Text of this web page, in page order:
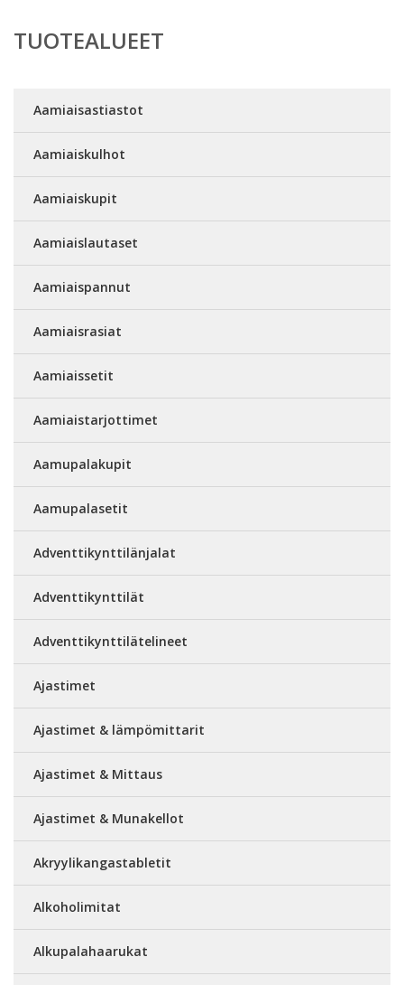
TUOTEALUEET
Aamiaisastiastot
Aamiaiskulhot
Aamiaiskupit
Aamiaislautaset
Aamiaispannut
Aamiaisrasiat
Aamiaissetit
Aamiaistarjottimet
Aamupalakupit
Aamupalasetit
Adventtikynttilänjalat
Adventtikynttilät
Adventtikynttilätelineet
Ajastimet
Ajastimet & lämpömittarit
Ajastimet & Mittaus
Ajastimet & Munakellot
Akryylikangastabletit
Alkoholimitat
Alkupalahaarukat